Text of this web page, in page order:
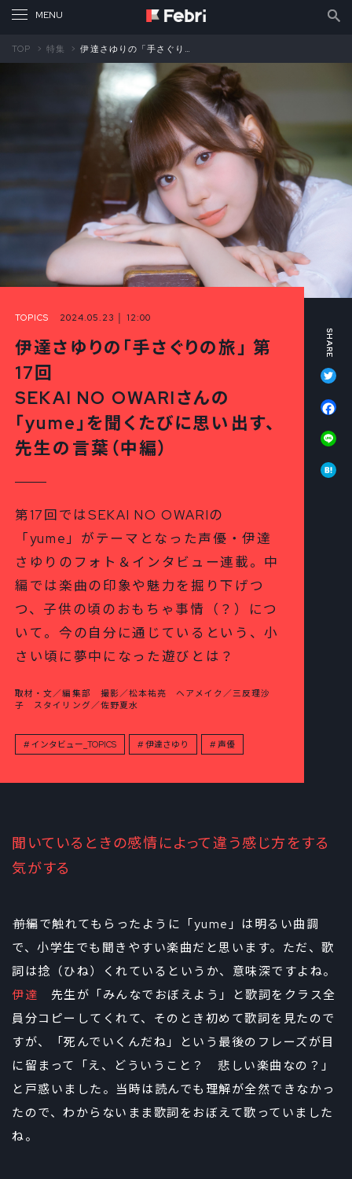
TOP 特集 伊達さゆりの「手さぐりの旅」 第17回 SEKAI NO OWARIさんの「yume」を聞くたびに思い出す、先生の言葉（中編）
TOPICS 2024.05.23 │ 12:00
伊達さゆりの「手さぐりの旅」 第
17回
SEKAI NO OWARIさんの
「yume」を聞くたびに思い出す、
先生の言葉（中編）
第17回ではSEKAI NO OWARIの
「yume」がテーマとなった声優・伊達
さゆりのフォト＆インタビュー連載。中
編では楽曲の印象や魅力を掘り下げつ
つ、子供の頃のおもちゃ事情（？）につ
いて。今の自分に通じているという、小
さい頃に夢中になった遊びとは？
取材・文／編集部 撮影／松本祐亮 ヘアメイク／三反理沙
子 スタイリング／佐野夏水
インタビュー_TOPICS 伊達さゆり 声優
聞いているときの感情によって違う感じ方をする
気がする
――前編で触れてもらったように「yume」は明るい曲調
で、小学生でも聞きやすい楽曲だと思います。ただ、歌
詞は捻（ひね）くれているというか、意味深ですよね。
伊達 先生が「みんなでおぼえよう」と歌詞をクラス全
員分コピーしてくれて、そのとき初めて歌詞を見たので
すが、「死んでいくんだね」という最後のフレーズが目
に留まって「え、どういうこと？ 悲しい楽曲なの？」
と戸惑いました。当時は読んでも理解が全然できなかっ
たので、わからないまま歌詞をおぼえて歌っていました
ね。